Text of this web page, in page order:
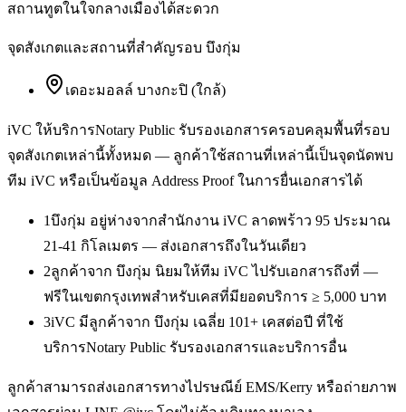
สถานทูตในใจกลางเมืองได้สะดวก
จุดสังเกตและสถานที่สำคัญรอบ บึงกุ่ม
เดอะมอลล์ บางกะปิ (ใกล้)
iVC ให้บริการNotary Public รับรองเอกสารครอบคลุมพื้นที่รอบ
จุดสังเกตเหล่านี้ทั้งหมด — ลูกค้าใช้สถานที่เหล่านี้เป็นจุดนัดพบ
ทีม iVC หรือเป็นข้อมูล Address Proof ในการยื่นเอกสารได้
1บึงกุ่ม อยู่ห่างจากสำนักงาน iVC ลาดพร้าว 95 ประมาณ
21-41 กิโลเมตร — ส่งเอกสารถึงในวันเดียว
2ลูกค้าจาก บึงกุ่ม นิยมให้ทีม iVC ไปรับเอกสารถึงที่ —
ฟรีในเขตกรุงเทพสำหรับเคสที่มียอดบริการ ≥ 5,000 บาท
3iVC มีลูกค้าจาก บึงกุ่ม เฉลี่ย 101+ เคสต่อปี ที่ใช้
บริการNotary Public รับรองเอกสารและบริการอื่น
ลูกค้าสามารถส่งเอกสารทางไปรษณีย์ EMS/Kerry หรือถ่ายภาพ